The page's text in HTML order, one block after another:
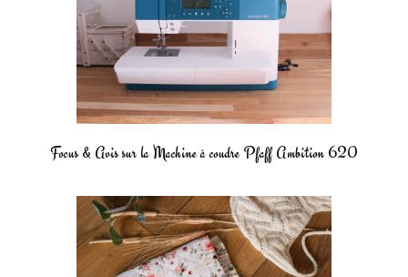
Focus & Avis sur la Machine à coudre Pfaff Ambition 620